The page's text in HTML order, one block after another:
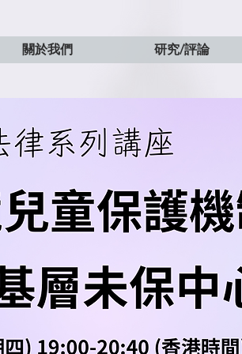
關於我們 研究/評論